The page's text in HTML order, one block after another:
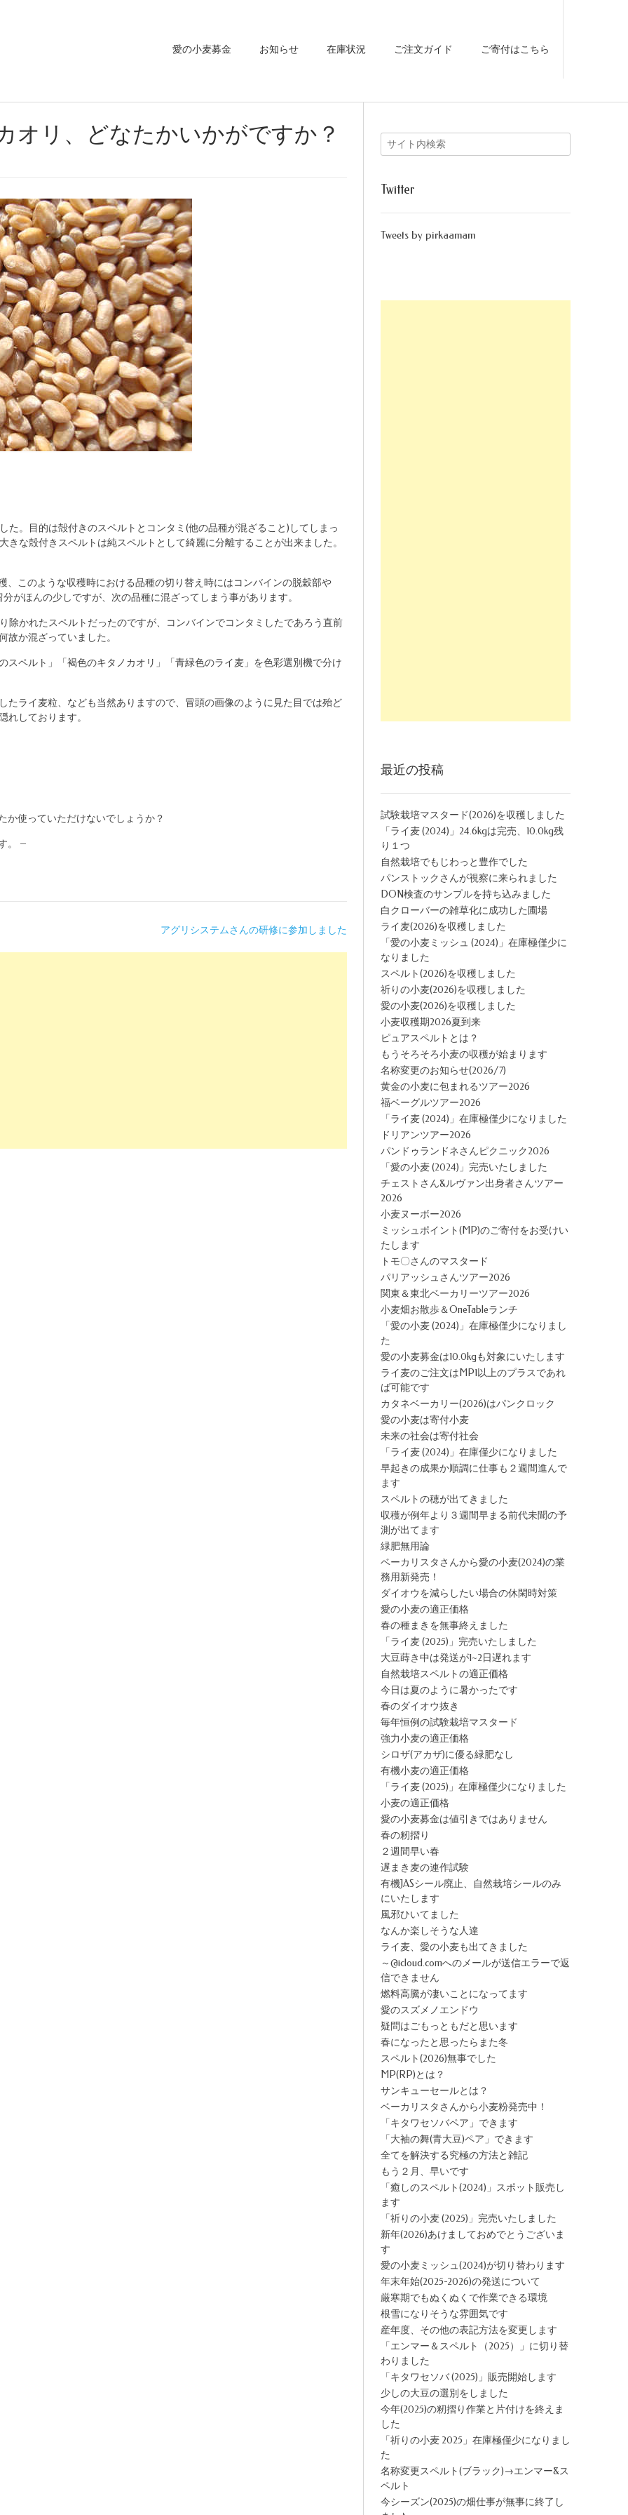
愛の小麦募金 お知らせ 在庫状況 ご注文ガイド ご寄付はこちら
オリ、どなたかいかがですか？
た。目的は殻付きのスペルトとコンタミ(他の品種が混ざること)してしまっ
な殻付きスペルトは純スペルトとして綺麗に分離することが出来ました。
このような収穫時における品種の切り替え時にはコンバインの脱穀部や
がほんの少しですが、次の品種に混ざってしまう事があります。
除かれたスペルトだったのですが、コンバインでコンタミしたであろう直前
故か混ざっていました。
ペルト」「褐色のキタノカオリ」「青緑色のライ麦」を色彩選別機で分け
たライ麦粒、なども当然ありますので、冒頭の画像のように見た目では殆ど
れしております。
か使っていただけないでしょうか？
。 –
アグリシステムさんの研修に参加しました
Twitter
Tweets by pirkaamam
最近の投稿
試験栽培マスタード(2026)を収穫しました
「ライ麦 (2024)」24.6kgは完売、10.0kg残
り１つ
自然栽培でもじわっと豊作でした
パンストックさんが視察に来られました
DON検査のサンプルを持ち込みました
白クローバーの雑草化に成功した圃場
ライ麦(2026)を収穫しました
「愛の小麦ミッシュ (2024)」在庫極僅少に
なりました
スペルト(2026)を収穫しました
祈りの小麦(2026)を収穫しました
愛の小麦(2026)を収穫しました
小麦収穫期2026夏到来
ピュアスペルトとは？
もうそろそろ小麦の収穫が始まります
名称変更のお知らせ(2026/7)
黄金の小麦に包まれるツアー2026
福ベーグルツアー2026
「ライ麦 (2024)」在庫極僅少になりました
ドリアンツアー2026
パンドゥランドネさんピクニック2026
「愛の小麦 (2024)」完売いたしました
チェストさん&ルヴァン出身者さんツアー
2026
小麦ヌーボー2026
ミッシュポイント(MP)のご寄付をお受けい
たします
トモ〇さんのマスタード
パリアッシュさんツアー2026
関東＆東北ベーカリーツアー2026
小麦畑お散歩＆OneTableランチ
「愛の小麦 (2024)」在庫極僅少になりまし
た
愛の小麦募金は10.0kgも対象にいたします
ライ麦のご注文はMP1以上のプラスであれ
ば可能です
カタネベーカリー(2026)はパンクロック
愛の小麦は寄付小麦
未来の社会は寄付社会
「ライ麦 (2024)」在庫僅少になりました
早起きの成果か順調に仕事も２週間進んで
ます
スペルトの穂が出てきました
収穫が例年より３週間早まる前代未聞の予
測が出てます
緑肥無用論
ベーカリスタさんから愛の小麦(2024)の業
務用新発売！
ダイオウを減らしたい場合の休閑時対策
愛の小麦の適正価格
春の種まきを無事終えました
「ライ麦 (2025)」完売いたしました
大豆蒔き中は発送が1~2日遅れます
自然栽培スペルトの適正価格
今日は夏のように暑かったです
春のダイオウ抜き
毎年恒例の試験栽培マスタード
強力小麦の適正価格
シロザ(アカザ)に優る緑肥なし
有機小麦の適正価格
「ライ麦 (2025)」在庫極僅少になりました
小麦の適正価格
愛の小麦募金は値引きではありません
春の籾摺り
２週間早い春
遅まき麦の連作試験
有機JASシール廃止、自然栽培シールのみ
にいたします
風邪ひいてました
なんか楽しそうな人達
ライ麦、愛の小麦も出てきました
～@icloud.comへのメールが送信エラーで返
信できません
燃料高騰が凄いことになってます
愛のスズメノエンドウ
疑問はごもっともだと思います
春になったと思ったらまた冬
スペルト(2026)無事でした
MP(RP)とは？
サンキューセールとは？
ベーカリスタさんから小麦粉発売中！
「キタワセソバペア」できます
「大袖の舞(青大豆)ペア」できます
全てを解決する究極の方法と雑記
もう２月、早いです
「癒しのスペルト(2024)」スポット販売し
ます
「祈りの小麦 (2025)」完売いたしました
新年(2026)あけましておめでとうございま
す
愛の小麦ミッシュ(2024)が切り替わります
年末年始(2025-2026)の発送について
厳寒期でもぬくぬくで作業できる環境
根雪になりそうな雰囲気です
産年度、その他の表記方法を変更します
「エンマー＆スペルト（2025）」に切り替
わりました
「キタワセソバ (2025)」販売開始します
少しの大豆の選別をしました
今年(2025)の籾摺り作業と片付けを終えま
した
「祈りの小麦 2025」在庫極僅少になりまし
た
名称変更スペルト(ブラック)→エンマー&ス
ペルト
今シーズン(2025)の畑仕事が無事に終了し